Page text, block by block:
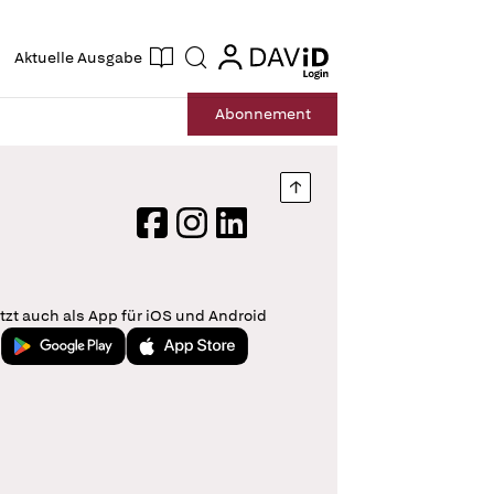
Aktuelle Ausgabe Suche login
login
Abonnement
Nach oben springen
FacebookInstagram
LinkedIn
auch als App für iOS und Android
Jetzt bei Google PlayLaden im App Store